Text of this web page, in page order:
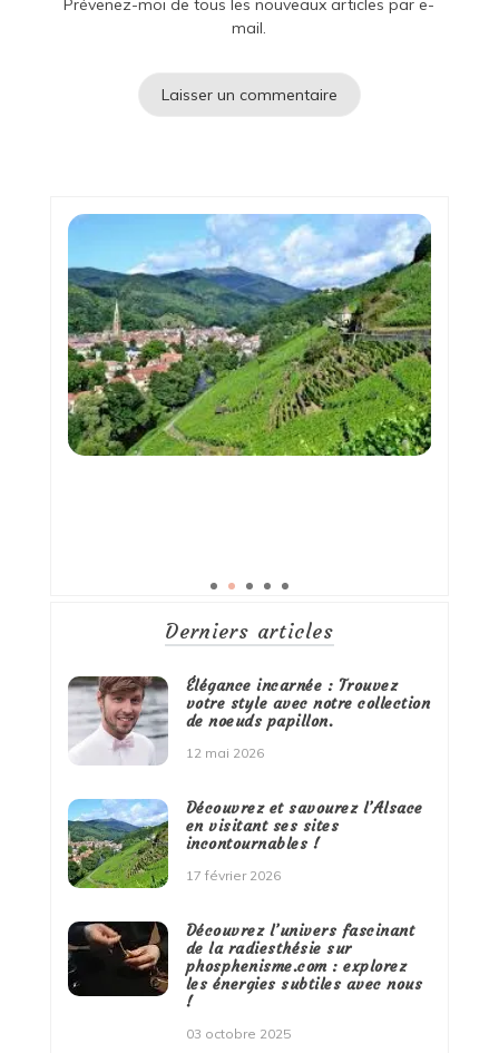
mail.
Derniers articles
Élégance incarnée : Trouvez
votre style avec notre collection
de noeuds papillon.
12 mai 2026
Découvrez et savourez l’Alsace
en visitant ses sites
incontournables !
17 février 2026
Découvrez l’univers fascinant
de la radiesthésie sur
phosphenisme.com : explorez
les énergies subtiles avec nous
!
03 octobre 2025